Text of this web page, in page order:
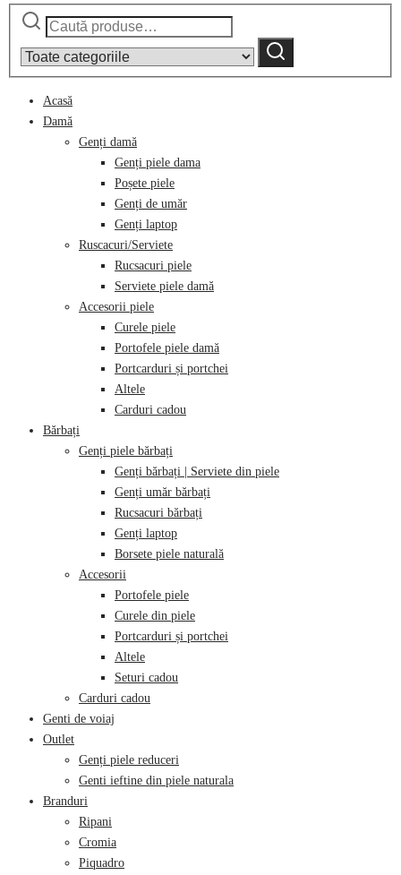
Caută
category:
Caută
Acasă
Damă
Genți damă
Genți piele dama
Poșete piele
Genți de umăr
Genți laptop
Ruscacuri/Serviete
Rucsacuri piele
Serviete piele damă
Accesorii piele
Curele piele
Portofele piele damă
Portcarduri și portchei
Altele
Carduri cadou
Bărbați
Genți piele bărbați
Genți bărbați | Serviete din piele
Genți umăr bărbați
Rucsacuri bărbați
Genți laptop
Borsete piele naturală
Accesorii
Portofele piele
Curele din piele
Portcarduri și portchei
Altele
Seturi cadou
Carduri cadou
Genti de voiaj
Outlet
Genți piele reduceri
Genti ieftine din piele naturala
Branduri
Ripani
Cromia
Piquadro